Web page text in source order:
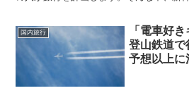
国内旅行
「電車好
登山鉄道で
予想以上に